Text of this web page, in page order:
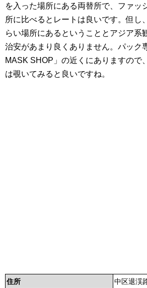
を入った場所にある両替所で、ファッ
所に比べるとレートは良いです。但し
らい場所にあるということとアジア系
治安があまり良くありません。パック
MASK SHOP」の近くにありますので
は覗いてみると良いですね。
住所 中区退渓